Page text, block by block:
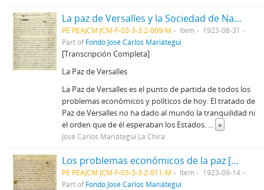
La paz de Versalles y la Sociedad de Naciones [Manuscrito]
PE PEAJCM JCM-F-03-3-3.2-009-M Item
1923-08-31
Part ofFondo José Carlos Mariátegui
[Transcripción Completa]
La Paz de Versalles
La Paz de Versalles es el punto de partida de todos los
problemas económicos y políticos de hoy. El tratado de
Paz de Versalles no ha dado al mundo la tranquilidad ni
el orden que de él esperaban los Estados. ... »
José Carlos Mariátegui La Chira
Los problemas económicos de la paz [Manuscrito]
PE PEAJCM JCM-F-03-3-3.2-011-M Item
1923-09-14
Part ofFondo José Carlos Mariátegui